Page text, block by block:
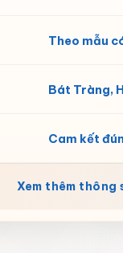
Theo mẫu
Bát Tràng,
Cam kết
Xem thêm thông